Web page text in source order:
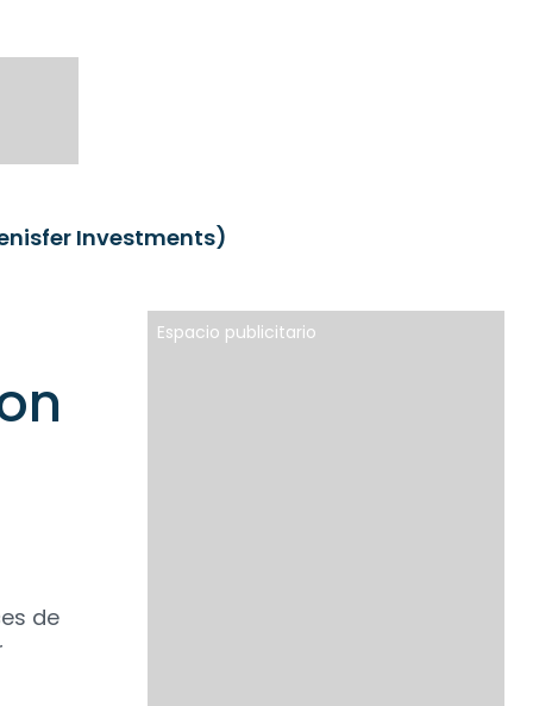
Investments)
de
Espacio publicitario